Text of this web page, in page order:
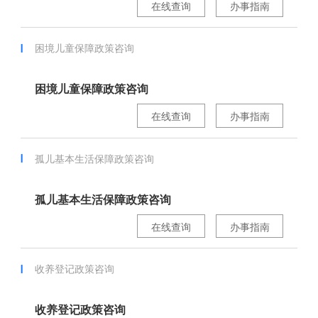
办事指南
在线查询
困境儿童保障政策咨询
困境儿童保障政策咨询
办事指南
在线查询
孤儿基本生活保障政策咨询
孤儿基本生活保障政策咨询
办事指南
在线查询
收养登记政策咨询
收养登记政策咨询